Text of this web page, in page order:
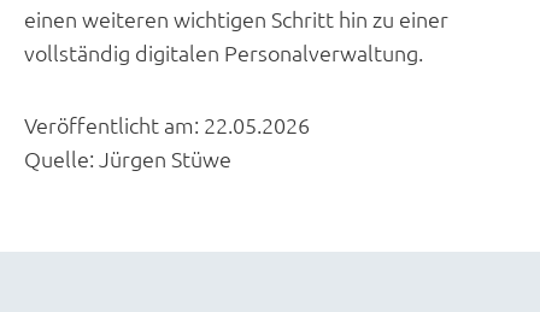
einen weiteren wichtigen Schritt hin zu einer
vollständig digitalen Personalverwaltung.
Veröffentlicht am: 22.05.2026
Quelle: Jürgen Stüwe